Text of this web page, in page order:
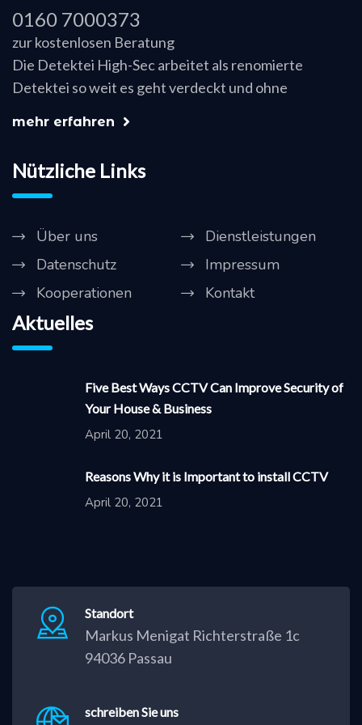
0160 7000373
zur kostenlosen Beratung
Die Detektei High-Sec arbeitet als renomierte
Detektei so weit es geht verdeckt und ohne
mehr erfahren
Nützliche Links
Über uns
Dienstleistungen
Datenschutz
Impressum
Kooperationen
Kontakt
Aktuelles
Five Best Ways CCTV Can Improve Security of
Your House & Business
April 20, 2021
Reasons Why it is Important to install CCTV
April 20, 2021
Standort
Markus Menigat Richterstraße 1c
94036 Passau
schreiben Sie uns